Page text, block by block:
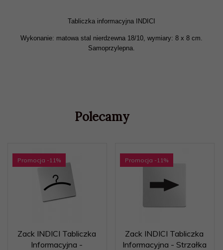
Tabliczka informacyjna INDICI
Wykonanie: matowa stal nierdzewna 18/10, wymiary: 8 x 8 cm.
Samoprzylepna.
Polecamy
Promocja -11%
Zack INDICI Tabliczka
Informacyjna -
Promocja -11%
Zack INDICI Tabliczka
Informacyjna - Strzałka